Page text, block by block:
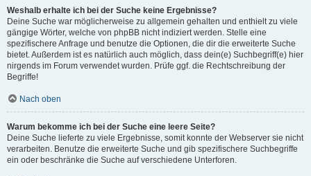
Weshalb erhalte ich bei der Suche keine Ergebnisse?
Deine Suche war möglicherweise zu allgemein gehalten und enthielt zu viele
gängige Wörter, welche von phpBB nicht indiziert werden. Stelle eine
spezifischere Anfrage und benutze die Optionen, die dir die erweiterte Suche
bietet. Außerdem ist es natürlich auch möglich, dass dein(e) Suchbegriff(e) hier
nirgends im Forum verwendet wurden. Prüfe ggf. die Rechtschreibung der
Begriffe!
Nach oben
Warum bekomme ich bei der Suche eine leere Seite?
Deine Suche lieferte zu viele Ergebnisse, somit konnte der Webserver sie nicht
verarbeiten. Benutze die erweiterte Suche und gib spezifischere Suchbegriffe
ein oder beschränke die Suche auf verschiedene Unterforen.